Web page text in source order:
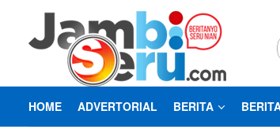
HOME ADVERTORIAL BERITA